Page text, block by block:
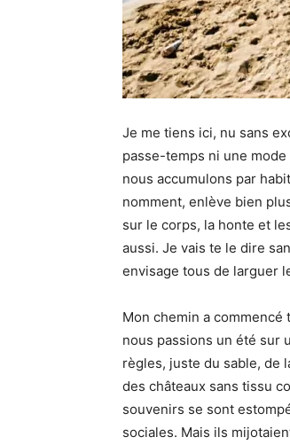
Je me tiens ici, nu sans
passe-temps ni une
nous accumulons par
nomment, enlève bien
sur le corps, la honte et
aussi. Je vais te le dire
envisage tous de larguer
Mon chemin a
nous passions un été sur
règles, juste du sable, de
des châteaux sans tissu
souvenirs se sont
sociales. Mais ils